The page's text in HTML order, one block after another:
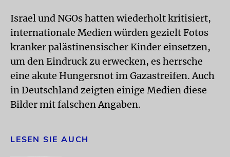
Israel und NGOs hatten wiederholt kritisiert,
internationale Medien würden gezielt Fotos
kranker palästinensischer Kinder einsetzen,
um den Eindruck zu erwecken, es herrsche
eine akute Hungersnot im Gazastreifen. Auch
in Deutschland zeigten einige Medien diese
Bilder mit falschen Angaben.
LESEN SIE AUCH